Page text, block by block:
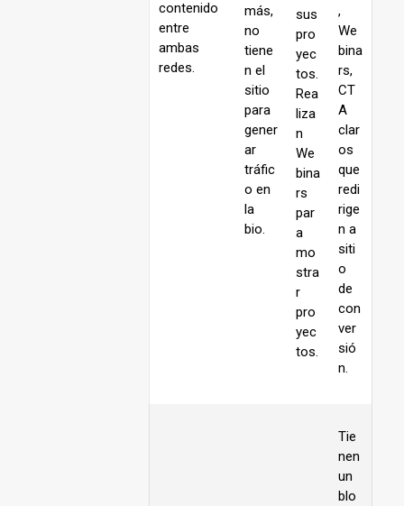
contenido
entre
ambas
redes.
más,
no
tiene
n el
sitio
para
gener
ar
tráfic
o en
la
bio.
sus
pro
yec
tos.
Rea
liza
n
We
bina
rs
par
a
mo
stra
r
pro
yec
tos.
,
We
bina
rs,
CT
A
clar
os
que
redi
rige
n a
siti
o
de
con
ver
sió
n.
Tie
nen
un
blo